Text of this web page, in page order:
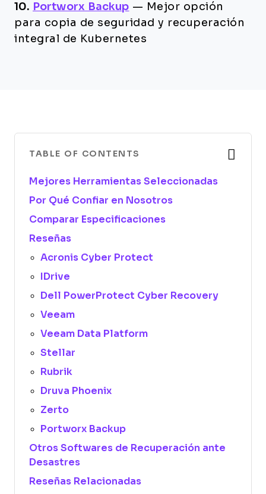
10. Portworx Backup — Mejor opción
para copia de seguridad y recuperación
integral de Kubernetes
TABLE OF CONTENTS
Mejores Herramientas Seleccionadas
Por Qué Confiar en Nosotros
Comparar Especificaciones
Reseñas
Acronis Cyber Protect
IDrive
Dell PowerProtect Cyber Recovery
Veeam
Veeam Data Platform
Stellar
Rubrik
Druva Phoenix
Zerto
Portworx Backup
Otros Softwares de Recuperación ante
Desastres
Reseñas Relacionadas